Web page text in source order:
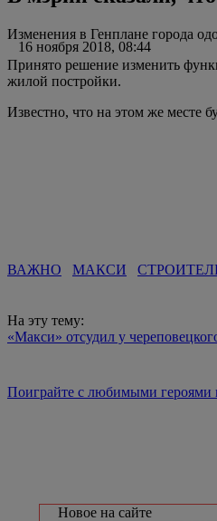
16 ноября 2018, 08:44
Изменения в Генплане города
Принято решение изменить
жилой постройки.
Известно, что на этом же месте
ВАЖНО МАКСИ
На эту тему:
«Макси» отсудил у
Поиграйте с любимыми героями
Новое на сайте